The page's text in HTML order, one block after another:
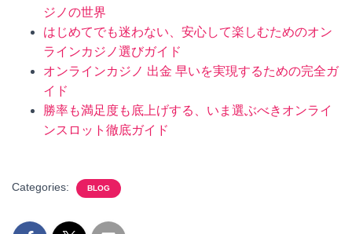
ジノの世界
はじめてでも迷わない、安心して楽しむためのオン
ラインカジノ選びガイド
オンラインカジノ 出金 早いを実現するための完全ガ
イド
勝率も満足度も底上げする、いま選ぶべきオンライ
ンスロット徹底ガイド
Categories: BLOG